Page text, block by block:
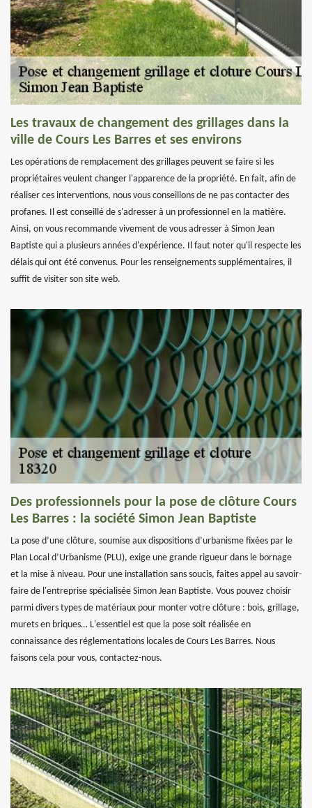
Les travaux de changement des grillages dans la
ville de Cours Les Barres et ses environs
Les opérations de remplacement des grillages peuvent se faire si les
propriétaires veulent changer l'apparence de la propriété. En fait, afin de
réaliser ces interventions, nous vous conseillons de ne pas contacter des
profanes. Il est conseillé de s'adresser à un professionnel en la matière.
Ainsi, on vous recommande vivement de vous adresser à Simon Jean
Baptiste qui a plusieurs années d'expérience. Il faut noter qu'il respecte les
délais qui ont été convenus. Pour les renseignements supplémentaires, il
suffit de visiter son site web.
Des professionnels pour la pose de clôture Cours
Les Barres : la société Simon Jean Baptiste
La pose d’une clôture, soumise aux dispositions d’urbanisme fixées par le
Plan Local d’Urbanisme (PLU), exige une grande rigueur dans le bornage
et la mise à niveau. Pour une installation sans soucis, faites appel au savoir-
faire de l'entreprise spécialisée Simon Jean Baptiste. Vous pouvez choisir
parmi divers types de matériaux pour monter votre clôture : bois, grillage,
murets en briques… L'essentiel est que la pose soit réalisée en
connaissance des réglementations locales de Cours Les Barres. Nous
faisons cela pour vous, contactez-nous.